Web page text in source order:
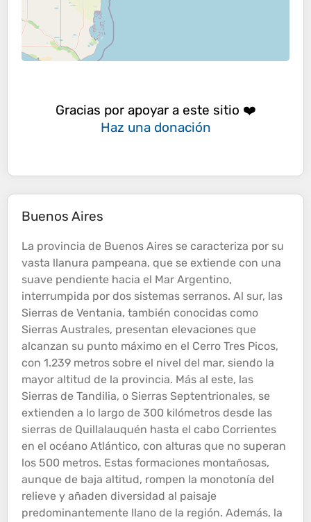
Gracias por apoyar a este sitio ❤️
Haz una donación
Buenos Aires
La provincia de Buenos Aires se caracteriza por su
vasta llanura pampeana, que se extiende con una
suave pendiente hacia el Mar Argentino,
interrumpida por dos sistemas serranos. Al sur, las
Sierras de Ventania, también conocidas como
Sierras Australes, presentan elevaciones que
alcanzan su punto máximo en el Cerro Tres Picos,
con 1.239 metros sobre el nivel del mar, siendo la
mayor altitud de la provincia. Más al este, las
Sierras de Tandilia, o Sierras Septentrionales, se
extienden a lo largo de 300 kilómetros desde las
sierras de Quillalauquén hasta el cabo Corrientes
en el océano Atlántico, con alturas que no superan
los 500 metros. Estas formaciones montañosas,
aunque de baja altitud, rompen la monotonía del
relieve y añaden diversidad al paisaje
predominantemente llano de la región. Además, la